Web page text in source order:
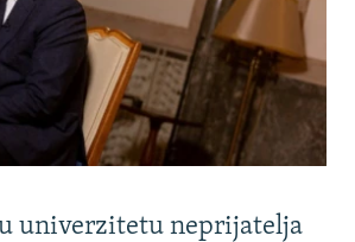
univerzitetu neprijatelja